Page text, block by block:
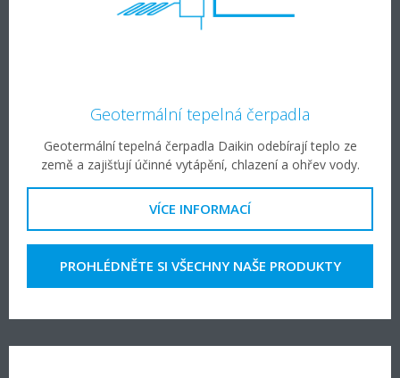
Geotermální tepelná čerpadla
Geotermální tepelná čerpadla Daikin odebírají teplo ze
země a zajišťují účinné vytápění, chlazení a ohřev vody.
VÍCE INFORMACÍ
PROHLÉDNĚTE SI VŠECHNY NAŠE PRODUKTY